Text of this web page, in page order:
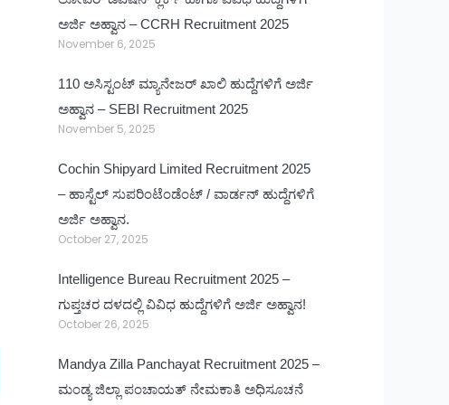
ಅರ್ಜಿ ಅಹ್ವಾನ – CCRH Recruitment 2025
November 6, 2025
110 ಅಸಿಸ್ಟಂಟ್ ಮ್ಯಾನೇಜರ್ ಖಾಲಿ ಹುದ್ದೆಗಳಿಗೆ ಅರ್ಜಿ
ಅಹ್ವಾನ – SEBI Recruitment 2025
November 5, 2025
Cochin Shipyard Limited Recruitment 2025
– ಹಾಸ್ಟೆಲ್ ಸುಪರಿಂಟೆಂಡೆಂಟ್ / ವಾರ್ಡನ್ ಹುದ್ದೆಗಳಿಗೆ
ಅರ್ಜಿ ಅಹ್ವಾನ.
October 27, 2025
Intelligence Bureau Recruitment 2025 –
ಗುಪ್ತಚರ ದಳದಲ್ಲಿ ವಿವಿಧ ಹುದ್ದೆಗಳಿಗೆ ಅರ್ಜಿ ಅಹ್ವಾನ!
October 26, 2025
Mandya Zilla Panchayat Recruitment 2025 –
ಮಂಡ್ಯ ಜಿಲ್ಲಾ ಪಂಚಾಯತ್ ನೇಮಕಾತಿ ಅಧಿಸೂಚನೆ